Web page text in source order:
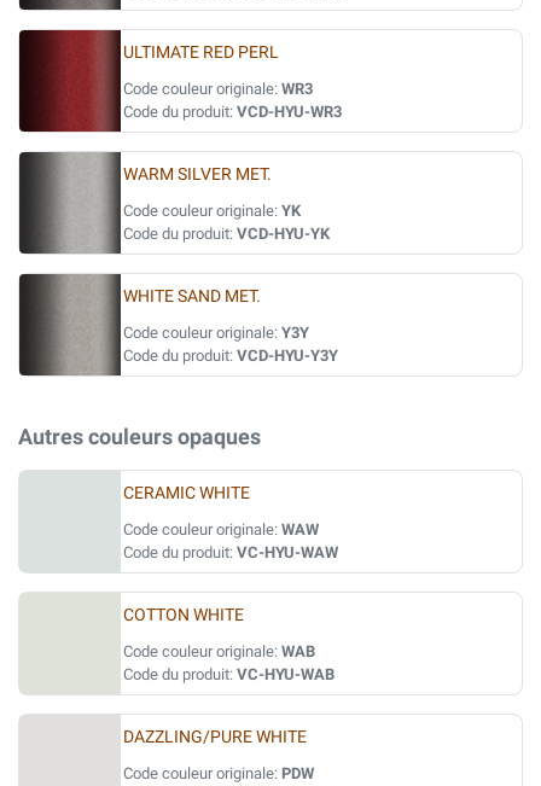
ULTIMATE RED PERL
Code couleur originale: WR3
Code du produit: VCD-HYU-WR3
WARM SILVER MET.
Code couleur originale: YK
Code du produit: VCD-HYU-YK
WHITE SAND MET.
Code couleur originale: Y3Y
Code du produit: VCD-HYU-Y3Y
Autres couleurs opaques
CERAMIC WHITE
Code couleur originale: WAW
Code du produit: VC-HYU-WAW
COTTON WHITE
Code couleur originale: WAB
Code du produit: VC-HYU-WAB
DAZZLING/PURE WHITE
Code couleur originale: PDW